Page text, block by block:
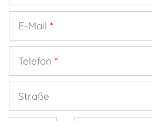
E-Mail *
Telefon *
Straße